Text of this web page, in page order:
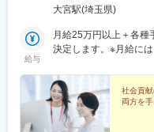
禁煙）
大宮駅(埼玉県)
給与
月給25万円以上＋各種
決定します。※月給に
社会貢
両方を